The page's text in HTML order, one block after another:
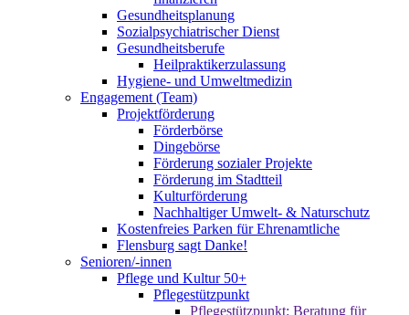
Gesundheitsplanung
Sozialpsychiatrischer Dienst
Gesundheitsberufe
Heilpraktikerzulassung
Hygiene- und Umweltmedizin
Engagement (Team)
Projektförderung
Förderbörse
Dingebörse
Förderung sozialer Projekte
Förderung im Stadtteil
Kulturförderung
Nachhaltiger Umwelt- & Naturschutz
Kostenfreies Parken für Ehrenamtliche
Flensburg sagt Danke!
Senioren/-innen
Pflege und Kultur 50+
Pflegestützpunkt
Pflegestützpunkt: Beratung für